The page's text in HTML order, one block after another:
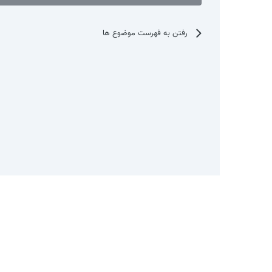
رفتن به فهرست موضوع ها